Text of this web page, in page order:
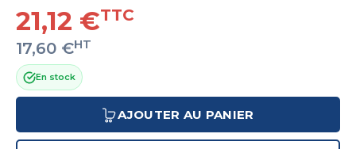
21,12 €TTC
17,60 €HT
En stock
AJOUTER AU PANIER